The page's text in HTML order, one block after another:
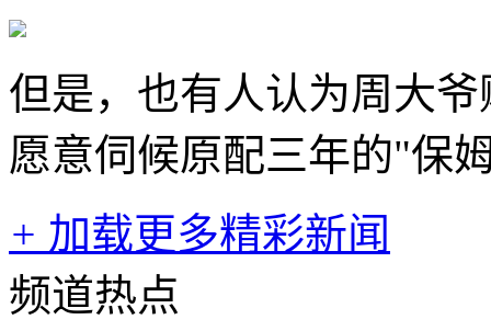
但是，也有人认为周大
愿意伺候原配三年的"保
+ 加载更多精彩新闻
频道热点